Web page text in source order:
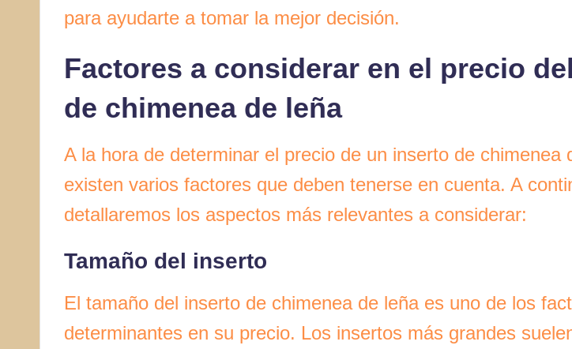
para ayudarte a tomar la mejor decisión.
Factores a considerar en el precio
de chimenea de leña
A la hora de determinar el precio de un inserto de chimenea
existen varios factores que deben tenerse en cuenta. A
detallaremos los aspectos más relevantes a considerar:
Tamaño del inserto
El tamaño del inserto de chimenea de leña es uno de los
determinantes en su precio. Los insertos más grandes